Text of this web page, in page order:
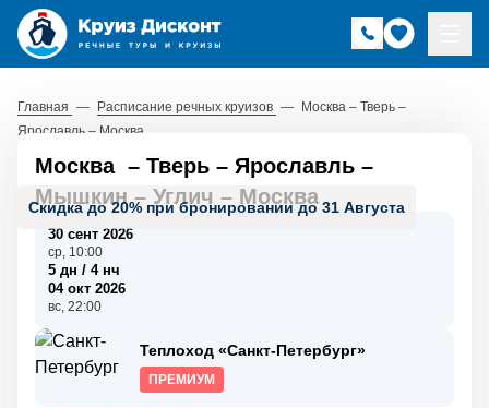
Главная — Расписание речных круизов — Москва – Тверь –
Ярославль – Москва
Скидка до 20% при бронировании до 31 Августа
Москва – Тверь – Ярославль –
Мышкин– Углич – Москва
30 сент 2026
ср, 10:00
5 дн / 4 нч
04 окт 2026
вс, 22:00
Теплоход «Санкт-Петербург»
ПРЕМИУМ